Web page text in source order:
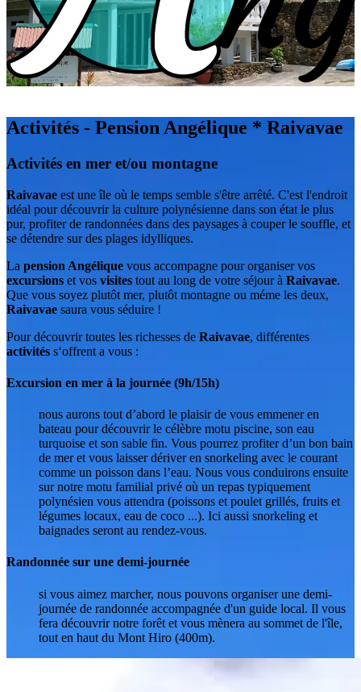
Activités - Pension Angélique * Raivavae
Activités en mer et/ou montagne
Raivavae est une île où le temps semble s'être arrêté. C'est l'endroit
idéal pour découvrir la culture polynésienne dans son état le plus
pur, profiter de randonnées dans des paysages à couper le souffle, et
se détendre sur des plages idylliques.
La pension Angélique vous accompagne pour organiser vos
excursions et vos visites tout au long de votre séjour à Raivavae.
Que vous soyez plutôt mer, plutôt montagne ou méme les deux,
Raivavae saura vous séduire !
Pour découvrir toutes les richesses de Raivavae, différentes
activités s‘offrent a vous :
Excursion en mer à la journée (9h/15h)
nous aurons tout d’abord le plaisir de vous emmener en
bateau pour découvrir le célèbre motu piscine, son eau
turquoise et son sable fin. Vous pourrez profiter d’un bon bain
de mer et vous laisser dériver en snorkeling avec le courant
comme un poisson dans l’eau. Nous vous conduirons ensuite
sur notre motu familial privé où un repas typiquement
polynésien vous attendra (poissons et poulet grillés, fruits et
légumes locaux, eau de coco ...). Ici aussi snorkeling et
baignades seront au rendez-vous.
Randonnée sur une demi-journée
si vous aimez marcher, nous pouvons organiser une demi-
journée de randonnée accompagnée d'un guide local. Il vous
fera découvrir notre forêt et vous mènera au sommet de l'île,
tout en haut du Mont Hiro (400m).